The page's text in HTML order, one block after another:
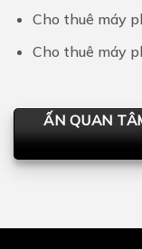
Cho thuê máy
Cho thuê máy
ẤN QUAN